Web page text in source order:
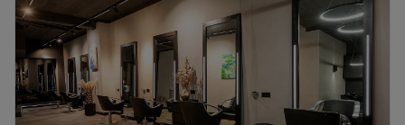
alkoholische Getränke, kostenloses WLAN, Haustiere
erlaubt.
Zurück zur Salonansicht
Donnerstag
09:00
18:30
Freitag
09:00 –18:30
Samstag
09:00 –16:00
Sonntag
Geschlossen
Modische Haarschnitte und trendige Farbauswahlen